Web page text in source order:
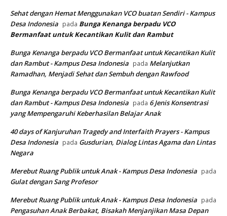
Sehat dengan Hemat Menggunakan VCO buatan Sendiri - Kampus
Desa Indonesia pada Bunga Kenanga berpadu VCO
Bermanfaat untuk Kecantikan Kulit dan Rambut
Bunga Kenanga berpadu VCO Bermanfaat untuk Kecantikan Kulit
dan Rambut - Kampus Desa Indonesia pada Melanjutkan
Ramadhan, Menjadi Sehat dan Sembuh dengan Rawfood
Bunga Kenanga berpadu VCO Bermanfaat untuk Kecantikan Kulit
dan Rambut - Kampus Desa Indonesia pada 6 Jenis Konsentrasi
yang Mempengaruhi Keberhasilan Belajar Anak
40 days of Kanjuruhan Tragedy and Interfaith Prayers - Kampus
Desa Indonesia pada Gusdurian, Dialog Lintas Agama dan Lintas
Negara
Merebut Ruang Publik untuk Anak - Kampus Desa Indonesia pada
Gulat dengan Sang Profesor
Merebut Ruang Publik untuk Anak - Kampus Desa Indonesia pada
Pengasuhan Anak Berbakat, Bisakah Menjanjikan Masa Depan